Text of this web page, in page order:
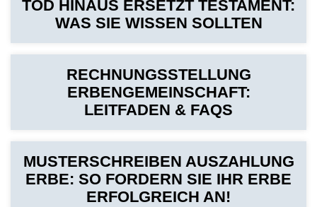
TOD HINAUS ERSETZT TESTAMENT:
WAS SIE WISSEN SOLLTEN
RECHNUNGSSTELLUNG
ERBENGEMEINSCHAFT:
LEITFADEN & FAQS
MUSTERSCHREIBEN AUSZAHLUNG
ERBE: SO FORDERN SIE IHR ERBE
ERFOLGREICH AN!